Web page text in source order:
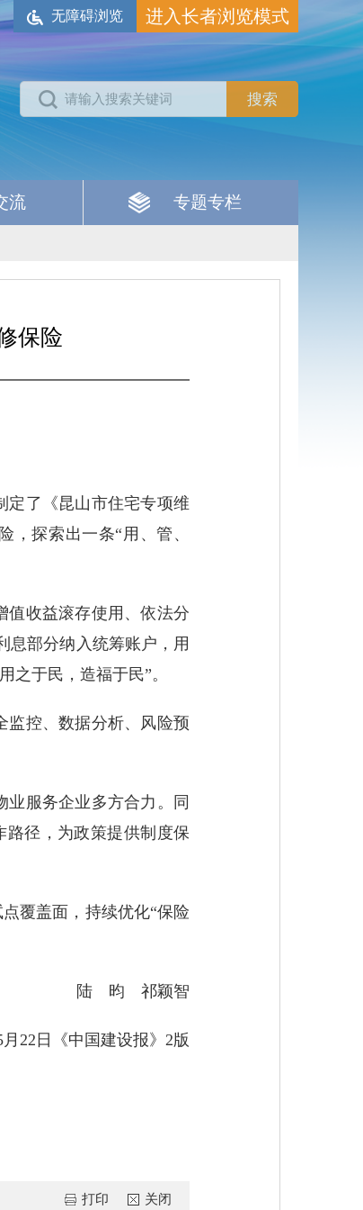
无障碍浏览 进入长者浏览模式
流 专题专栏
保险
了《昆山市住宅专项维
探索出一条“用、管、
值收益滚存使用、依法分
息部分纳入统筹账户，用
之于民，造福于民”。
监控、数据分析、风险预
服务企业多方合力。同
径，为政策提供制度保
覆盖面，持续优化“保险
陆 昀 祁颖智
月 22 日《中国建设报》 2版
关闭
打印